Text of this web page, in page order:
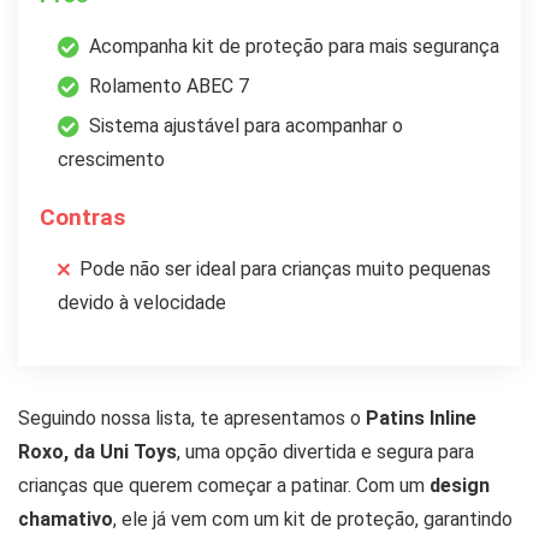
Acompanha kit de proteção para mais segurança
Rolamento ABEC 7
Sistema ajustável para acompanhar o
crescimento
Contras
Pode não ser ideal para crianças muito pequenas
devido à velocidade
Seguindo nossa lista, te apresentamos o Patins Inline
Roxo, da Uni Toys, uma opção divertida e segura para
crianças que querem começar a patinar. Com um design
chamativo, ele já vem com um kit de proteção, garantindo